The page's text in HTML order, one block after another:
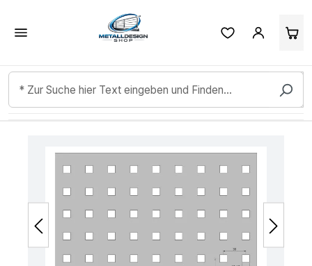
Zum Hauptinhalt springen
Bildergalerie überspringen